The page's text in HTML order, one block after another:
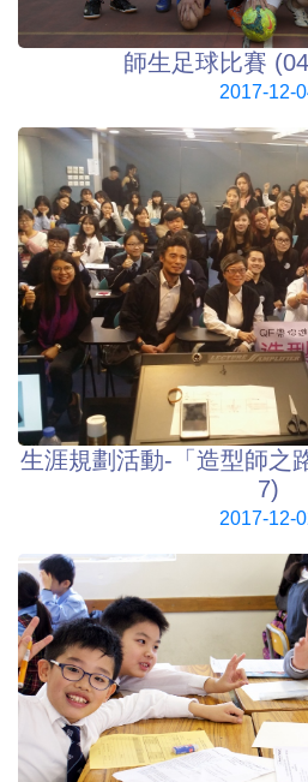
師生足球比賽
2017-12-
生涯規劃活動-「造型師之
7)
2017-12-